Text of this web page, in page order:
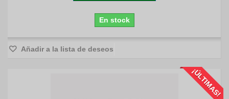
En stock
Añadir a la lista de deseos
¡ÚLTIMAS!